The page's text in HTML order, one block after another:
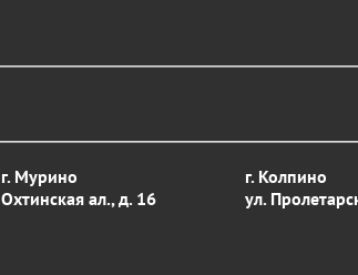
г. Мурино
Охтинская ал., д. 16
г. Колпино
ул.